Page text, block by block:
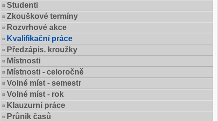
Studenti
Zkouškové termíny
Rozvrhové akce
Kvalifikační práce
Předzápis. kroužky
Místnosti
Místnosti - celoročně
Volné míst - semestr
Volné míst - rok
Klauzurní práce
Průnik časů